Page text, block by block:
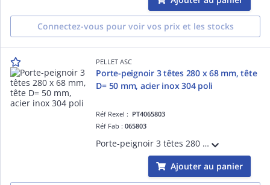
Connectez-vous pour voir vos prix et les stocks
PELLET ASC
Porte-peignoir 3 têtes 280 x 68 mm, tête
D= 50 mm, acier inox 304 poli
Réf Rexel : PT4065803
Réf Fab :065803
Porte-peignoir 3 têtes 280 x 68 mm, tête D= 50 mm, acier inox 304 poli brillant, visserie non fournie.
Ajouter au panier